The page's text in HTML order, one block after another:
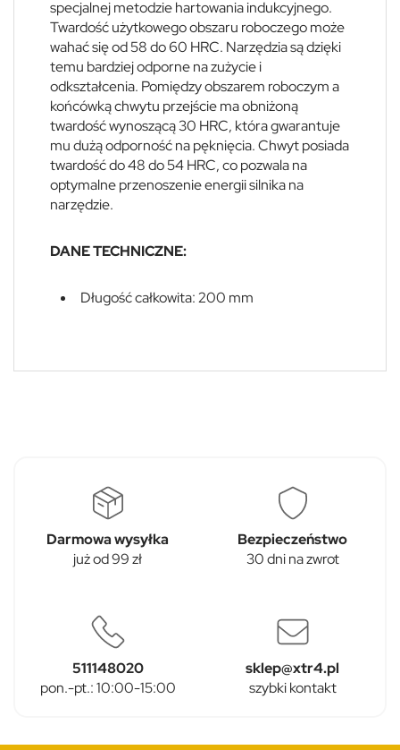
specjalnej metodzie hartowania indukcyjnego.
Twardość użytkowego obszaru roboczego może
wahać się od 58 do 60 HRC. Narzędzia są dzięki
temu bardziej odporne na zużycie i
odkształcenia. Pomiędzy obszarem roboczym a
końcówką chwytu przejście ma obniżoną
twardość wynoszącą 30 HRC, która gwarantuje
mu dużą odporność na pęknięcia. Chwyt posiada
twardość do 48 do 54 HRC, co pozwala na
optymalne przenoszenie energii silnika na
narzędzie.
DANE TECHNICZNE:
Długość całkowita: 200 mm
Darmowa wysyłka
już od 99 zł
Bezpieczeństwo
30 dni na zwrot
511148020
pon.-pt.: 10:00-15:00
sklep@xtr4.pl
szybki kontakt